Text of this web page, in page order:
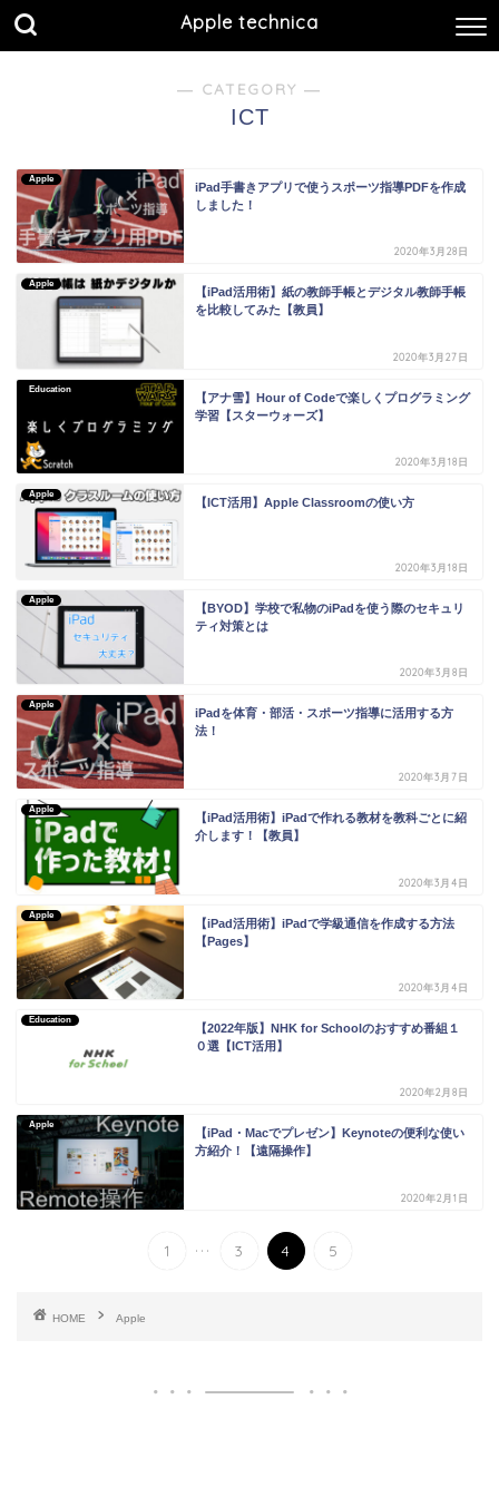
Apple technica
― CATEGORY ―
ICT
Apple
iPad手書きアプリで使うスポーツ指導PDFを作成
しました！
2020年3月28日
Apple
【iPad活用術】紙の教師手帳とデジタル教師手帳
を比較してみた【教員】
2020年3月27日
Education
【アナ雪】Hour of Codeで楽しくプログラミング
学習【スターウォーズ】
2020年3月18日
Apple
【ICT活用】Apple Classroomの使い方
2020年3月18日
Apple
【BYOD】学校で私物のiPadを使う際のセキュリ
ティ対策とは
2020年3月8日
Apple
iPadを体育・部活・スポーツ指導に活用する方
法！
2020年3月7日
Apple
【iPad活用術】iPadで作れる教材を教科ごとに紹
介します！【教員】
2020年3月4日
Apple
【iPad活用術】iPadで学級通信を作成する方法
【Pages】
2020年3月4日
Education
【2022年版】NHK for Schoolのおすすめ番組１
０選【ICT活用】
2020年2月8日
Apple
【iPad・Macでプレゼン】Keynoteの便利な使い
方紹介！【遠隔操作】
2020年2月1日
1 ... 3 4 5
HOME Apple